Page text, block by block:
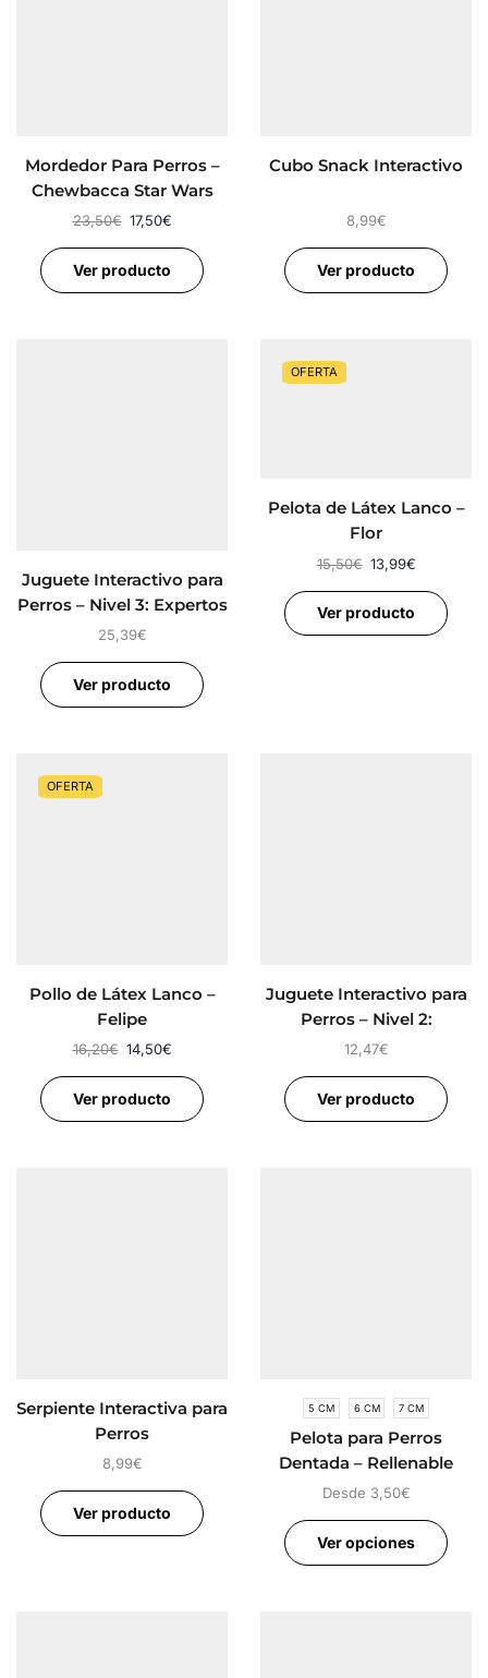
Mordedor Para Perros –
Chewbacca Star Wars
23,50€ 17,50€
Ver producto
Cubo Snack Interactivo
8,99€
Ver producto
Juguete Interactivo para
Perros – Nivel 3: Expertos
25,39€
Ver producto
OFERTA
Pelota de Látex Lanco –
Flor
15,50€ 13,99€
Ver producto
OFERTA
Pollo de Látex Lanco –
Felipe
16,20€ 14,50€
Ver producto
Juguete Interactivo para
Perros – Nivel 2:
Avanzado
12,47€
Ver producto
Serpiente Interactiva para
Perros
8,99€
Ver producto
5 CM 6 CM 7 CM
Pelota para Perros
Dentada – Rellenable
Desde 3,50€
Ver opciones